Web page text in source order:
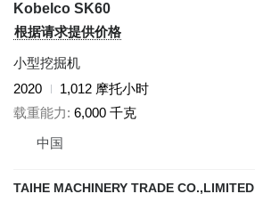
Kobelco SK60
根据请求提供价格
小型挖掘机
2020
1,012 摩托小时
载重能力 6,000 千克
中国
TAIHE MACHINERY TRADE CO.,LIMITED